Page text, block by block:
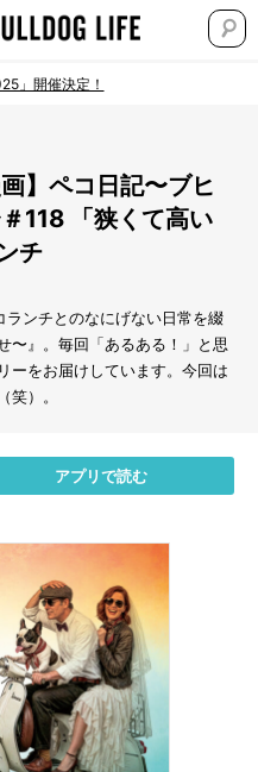
」開催決定！
画】ペコ日記〜ブヒ
118 「狭くて高い
チ
ンチとのなにげない日常を綴
〜』。毎回「あるある！」と思
ーをお届けしています。今回は
笑）。
アプリで読む